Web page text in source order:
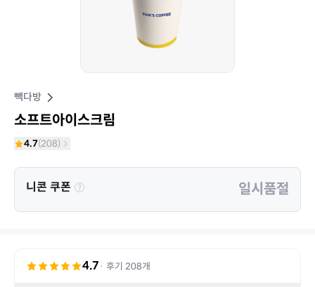
빽다방
소프트아이스크림
4.7(208)
니콘 쿠폰 일시품절
4.7· 후기 208개